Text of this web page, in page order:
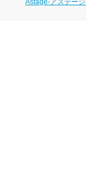
Astage-アステージ